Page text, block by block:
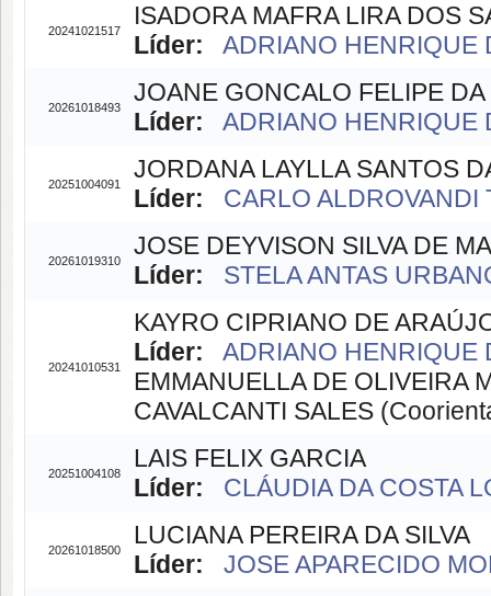
20241021517
ISADORA MAFRA LIRA DOS
Líder:
ADRIANO HENRIQUE
20261018493
JOANE GONCALO FELIPE
Líder:
ADRIANO HENRIQUE
20251004091
JORDANA LAYLLA SANTOS
Líder:
CARLO
20261019310
JOSE DEYVISON SILVA DE
Líder:
STELA ANTAS
20241010531
KAYRO CIPRIANO DE
Líder:
ADRIANO
EMMANUELLA DE OLIVEIRA
CAVALCANTI SALES
20251004108
LAIS FELIX GARCIA
Líder:
CLÁUDIA DA COSTA
20261018500
LUCIANA PEREIRA DA SILVA
Líder:
JOSE APARECIDO